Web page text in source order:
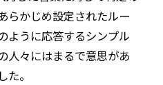
らかじめ設定されたルー
ように応答するシンプル
人々にはまるで意思があ
。